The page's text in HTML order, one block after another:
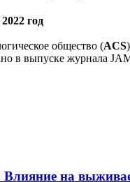
2022 год
общество (ACS
в выпуске журнала
на